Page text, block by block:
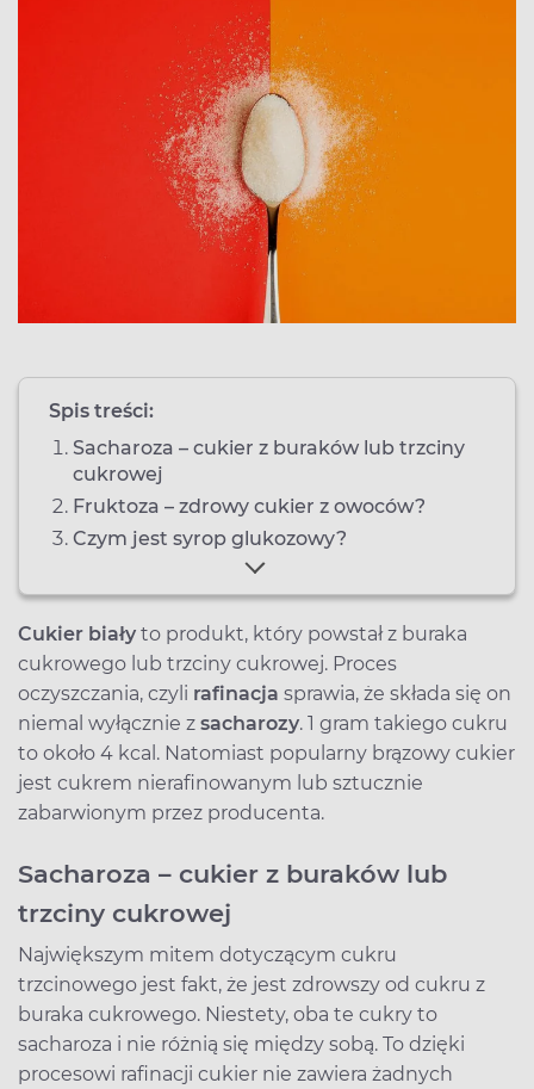
Spis treści:
Sacharoza – cukier z buraków lub trzciny
cukrowej
Fruktoza – zdrowy cukier z owoców?
Czym jest syrop glukozowy?
Cukier biały to produkt, który powstał z buraka
cukrowego lub trzciny cukrowej. Proces
oczyszczania, czyli rafinacja sprawia, że składa się on
niemal wyłącznie z sacharozy. 1 gram takiego cukru
to około 4 kcal. Natomiast popularny brązowy cukier
jest cukrem nierafinowanym lub sztucznie
zabarwionym przez producenta.
Sacharoza – cukier z buraków lub
trzciny cukrowej
Największym mitem dotyczącym cukru
trzcinowego jest fakt, że jest zdrowszy od cukru z
buraka cukrowego. Niestety, oba te cukry to
sacharoza i nie różnią się między sobą. To dzięki
procesowi rafinacji cukier nie zawiera żadnych